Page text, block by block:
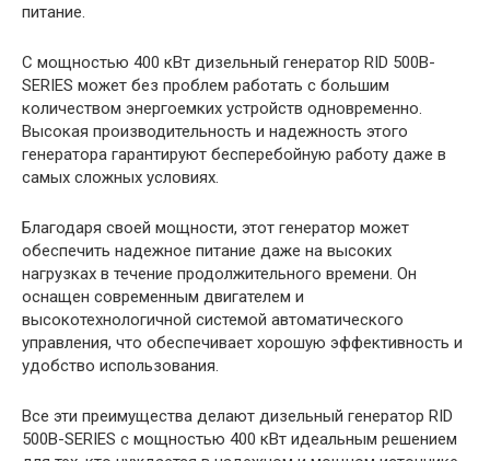
питание.
С мощностью 400 кВт дизельный генератор RID 500B-
SERIES может без проблем работать с большим
количеством энергоемких устройств одновременно.
Высокая производительность и надежность этого
генератора гарантируют бесперебойную работу даже в
самых сложных условиях.
Благодаря своей мощности, этот генератор может
обеспечить надежное питание даже на высоких
нагрузках в течение продолжительного времени. Он
оснащен современным двигателем и
высокотехнологичной системой автоматического
управления, что обеспечивает хорошую эффективность и
удобство использования.
Все эти преимущества делают дизельный генератор RID
500B-SERIES с мощностью 400 кВт идеальным решением